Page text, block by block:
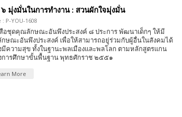
๖ มุ่งมั่นในการทำงาน : สวนผักใจมุ่งมั่น
: P-YOU-1608
อชุดคุณลักษณะอันพึงประสงค์ ๘ ประการ พัฒนาเด็กๆ ให้มี
ษณะอันพึงประสงค์ เพื่อให้สามารถอยู่ร่วมกับผู้อื่นในสังคมได้
มีความสุข ทั้งในฐานะพลเมืองและพลโลก ตามหลักสูตรแกน
การศึกษาขั้นพื้นฐาน พุทธศักราช ๒๕๕๑
More